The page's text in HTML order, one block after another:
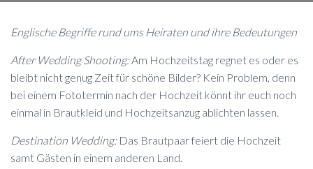
Englische Begriffe rund ums Heiraten und ihre Bedeutungen
After Wedding Shooting:Am Hochzeitstag regnet es oder es
bleibt nicht genug Zeit für schöne Bilder? Kein Problem, denn
bei einem Fototermin nach der Hochzeit könnt ihr euch noch
einmal in Brautkleid und Hochzeitsanzug ablichten lassen.
Destination Wedding:Das Brautpaar feiert die Hochzeit
samt Gästen in einem anderen Land.